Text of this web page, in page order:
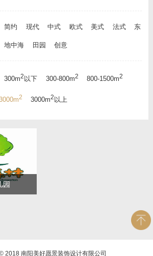
简约 现代 中式 欧式 美式 法式 东
地中海 田园 创意
300m2 以下 300-800m2 800-1500m2
2 3000m2 以上
园
2018 南阳美好愿景装饰设计有限公司